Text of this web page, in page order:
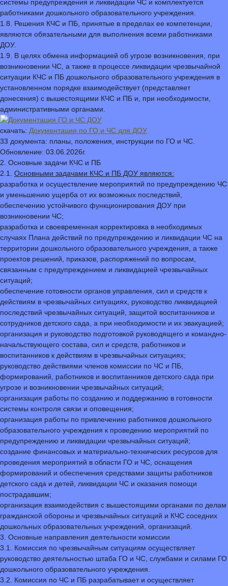
системы предупреждения и ликвидации ЧС и комплектуется
работниками дошкольного образовательного учреждения.
1.8. Решения КЧС и ПБ, принятые в пределах ее компетенции,
являются обязательными для выполнения всеми работниками
ДОУ.
1.9. В целях обмена информацией об угрозе возникновения, при
возникновении ЧС, а также в процессе ликвидации чрезвычайной
ситуации КЧС и ПБ дошкольного образовательного учреждения в
установленном порядке взаимодействует (представляет
донесения) с вышестоящими КЧС и ПБ и, при необходимости,
административными органами.
скачать: Документация по ГО и ЧС для ДОУ
33 документа: планы, положения, инструкции по ГО и ЧС.
Обновление: 03.06.2026г.
2. Основные задачи КЧС и ПБ
2.1. Основными задачами КЧС и ПБ ДОУ являются:
разработка и осуществление мероприятий по предупреждению ЧС
и уменьшению ущерба от их возможных последствий,
обеспечению устойчивого функционирования ДОУ при
возникновении ЧС;
разработка и своевременная корректировка в необходимых
случаях Плана действий по предупреждению и ликвидации ЧС на
территории дошкольного образовательного учреждения, а также
проектов решений, приказов, распоряжений по вопросам,
связанным с предупреждением и ликвидацией чрезвычайных
ситуаций;
обеспечение готовности органов управления, сил и средств к
действиям в чрезвычайных ситуациях, руководство ликвидацией
последствий чрезвычайных ситуаций, защитой воспитанников и
сотрудников детского сада, а при необходимости и их эвакуацией;
организация и руководство подготовкой руководящего и командно-
начальствующего состава, сил и средств, работников и
воспитанников к действиям в чрезвычайных ситуациях;
руководство действиями членов комиссии по ЧС и ПБ,
формирований, работников и воспитанников детского сада при
угрозе и возникновении чрезвычайных ситуаций;
организация работы по созданию и поддержанию в готовности
системы контроля связи и оповещения;
организация работы по привлечению работников дошкольного
образовательного учреждения к проведению мероприятий по
предупреждению и ликвидации чрезвычайных ситуаций;
создание финансовых и материально-технических ресурсов для
проведения мероприятий в области ГО и ЧС, оснащения
формирований и обеспечения средствами защиты работников
детского сада и детей, ликвидации ЧС и оказания помощи
пострадавшим;
организация взаимодействия с вышестоящими органами по делам
гражданской обороны и чрезвычайных ситуаций и КЧС соседних
дошкольных образовательных учреждений, организаций.
3. Основные направления деятельности комиссии
3.1. Комиссия по чрезвычайным ситуациям осуществляет
руководство деятельностью штаба ГО и ЧС, службами и силами ГО
дошкольного образовательного учреждения.
3.2. Комиссия по ЧС и ПБ разрабатывает и осуществляет